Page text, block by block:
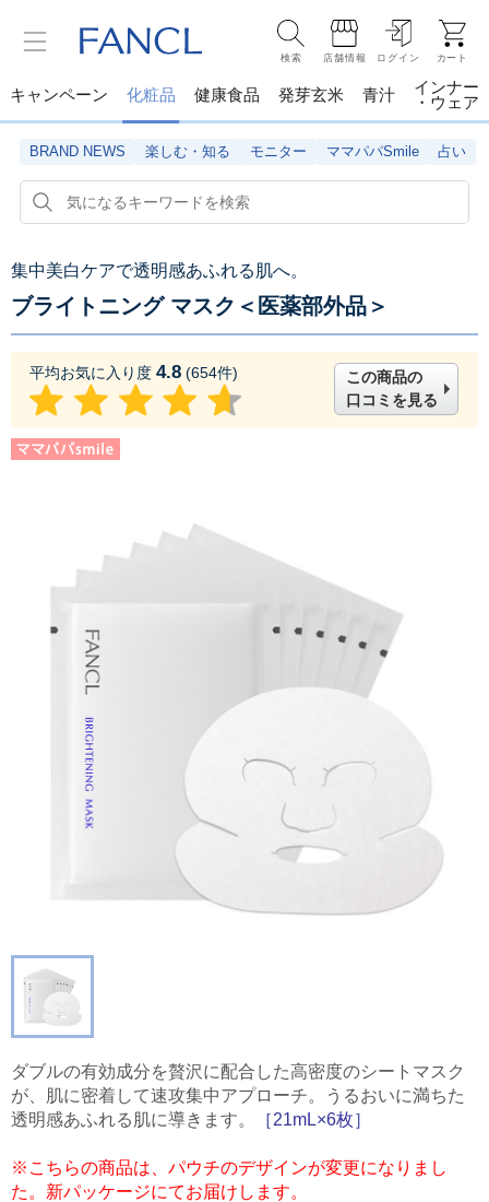
検索 店舗情報 ログイン カート
キャンペーン 化粧品 健康食品 発芽玄米 青汁
インナー
・ウェア
BRAND NEWS 楽しむ・知る モニター ママパパSmile 占い
集中美白ケアで透明感あふれる肌へ。
ブライトニング マスク＜医薬部外品＞
平均お気に入り度 4.8 (654件)
この商品の
口コミを見る
ダブルの有効成分を贅沢に配合した高密度のシートマスク
が、肌に密着して速攻集中アプローチ。うるおいに満ちた
透明感あふれる肌に導きます。
［21mL×6枚］
※こちらの商品は、パウチのデザインが変更になりまし
た。新パッケージにてお届けします。